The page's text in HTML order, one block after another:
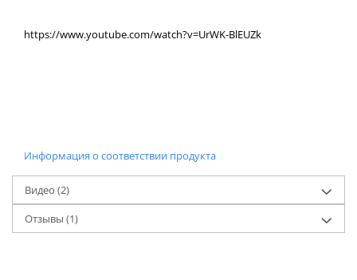
https://www.youtube.com/watch?v=UrWK-BlEUZk
Информация о соответствии продукта
Видео (2)
Отзывы (1)